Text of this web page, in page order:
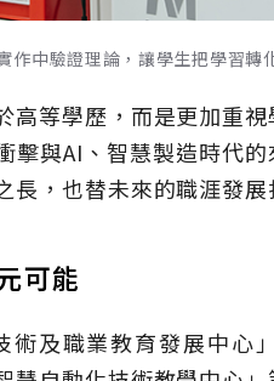
中驗證理論，讓學生把學習轉
高等學歷，而是更加重
擊與AI、智慧製造時代
，也替未來的職涯發展
可能
及職業教育發展中心